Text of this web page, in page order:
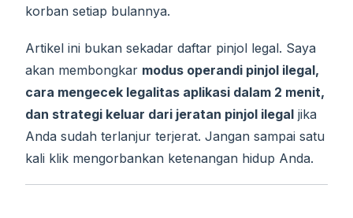
korban setiap bulannya.
Artikel ini bukan sekadar daftar pinjol legal. Saya
akan membongkar modus operandi pinjol ilegal,
cara mengecek legalitas aplikasi dalam 2 menit,
dan strategi keluar dari jeratan pinjol ilegal jika
Anda sudah terlanjur terjerat. Jangan sampai satu
kali klik mengorbankan ketenangan hidup Anda.